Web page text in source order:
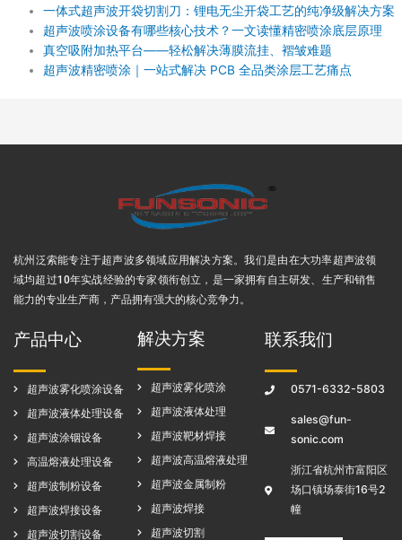
一体式超声波开袋切割刀：锂电无尘开袋工艺的纯净级解决方案
超声波喷涂设备有哪些核心技术？一文读懂精密喷涂底层原理
真空吸附加热平台——轻松解决薄膜流挂、褶皱难题
超声波精密喷涂｜一站式解决 PCB 全品类涂层工艺痛点
杭州泛索能专注于超声波多领域应用解决方案 。我们是由在大功率超声波领
域均超过10年实战经验的专家领衔创立，是一家拥有自主研发、生产和销售
能力的专业生产商，产品拥有强大的核心竞争力。
产品中心
超声波雾化喷涂设备
超声波液体处理设备
超声波涂铟设备
高温熔液处理设备
超声波制粉设备
超声波焊接设备
超声波切割设备
解决方案
超声波雾化喷涂
超声波液体处理
超声波靶材焊接
超声波高温熔液处理
超声波金属制粉
超声波焊接
超声波切割
联系我们
0571-6332-5803
sales@fun-
sonic.com
浙江省杭州市富阳区
场口镇场泰街16号2
幢